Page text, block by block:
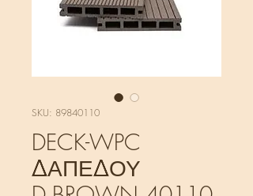
SKU: 89840110
DECK-WPC
ΔΑΠΕΔΟΥ